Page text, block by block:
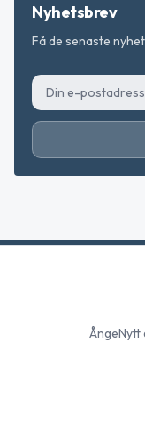
Nyhetsbrev
Få de senaste
ÅngeNytt